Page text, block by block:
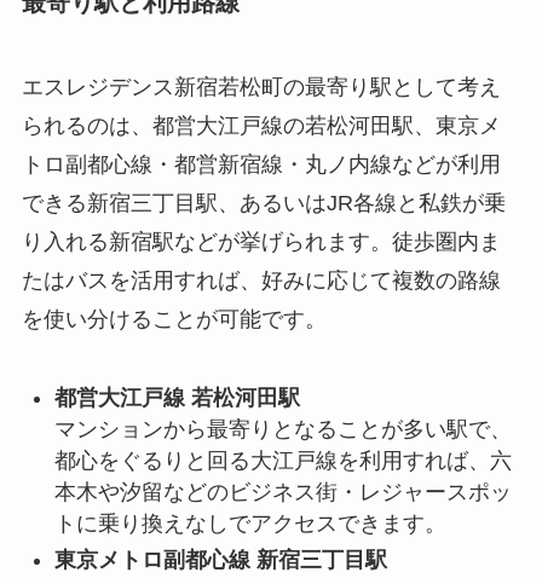
エスレジデンス新宿若松町の最寄り駅として考え
られるのは、都営大江戸線の若松河田駅、東京メ
トロ副都心線・都営新宿線・丸ノ内線などが利用
できる新宿三丁目駅、あるいはJR各線と私鉄が乗
り入れる新宿駅などが挙げられます。徒歩圏内ま
たはバスを活用すれば、好みに応じて複数の路線
を使い分けることが可能です。
都営大江戸線 若松河田駅
マンションから最寄りとなることが多い駅で、
都心をぐるりと回る大江戸線を利用すれば、六
本木や汐留などのビジネス街・レジャースポッ
トに乗り換えなしでアクセスできます。
東京メトロ副都心線 新宿三丁目駅